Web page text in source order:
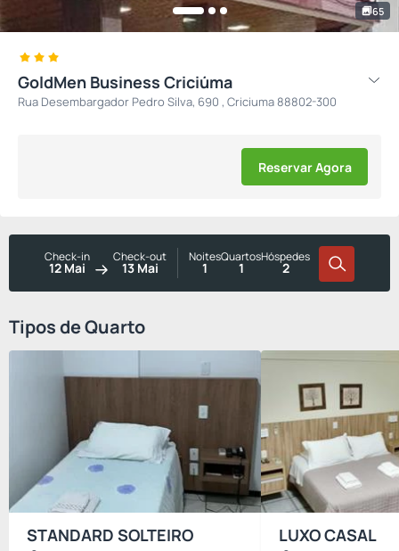
65
GoldMen Business Criciúma
Rua Desembargador Pedro Silva, 690 , Criciuma 88802-300
Reservar Agora
Check-in
12 Mai
Check-out
13 Mai
Noites
1
Quartos
1
Hóspedes
2
Tipos de Quarto
STANDARD SOLTEIRO LUXO CASAL